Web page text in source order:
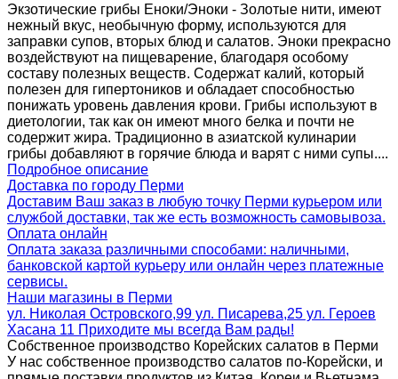
Экзотические грибы Еноки/Эноки - Золотые нити, имеют
нежный вкус, необычную форму, используются для
заправки супов, вторых блюд и салатов. Эноки прекрасно
воздействуют на пищеварение, благодаря особому
составу полезных веществ. Содержат калий, который
полезен для гипертоников и обладает способностью
понижать уровень давления крови. Грибы используют в
диетологии, так как он имеют много белка и почти не
содержит жира. Традиционно в азиатской кулинарии
грибы добавляют в горячие блюда и варят с ними супы....
Подробное описание
Доставка по городу Перми
Доставим Ваш заказ в любую точку Перми курьером или
службой доставки, так же есть возможность самовывоза.
Оплата онлайн
Оплата заказа различными способами: наличными,
банковской картой курьеру или онлайн через платежные
сервисы.
Наши магазины в Перми
ул. Николая Островского,99 ул. Писарева,25 ул. Героев
Хасана 11 Приходите мы всегда Вам рады!
Собственное производство Корейских салатов в Перми
У нас собственное производство салатов по-Корейски, и